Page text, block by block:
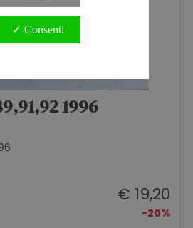
1996
€ 19,20
-20%
✓ Consenti